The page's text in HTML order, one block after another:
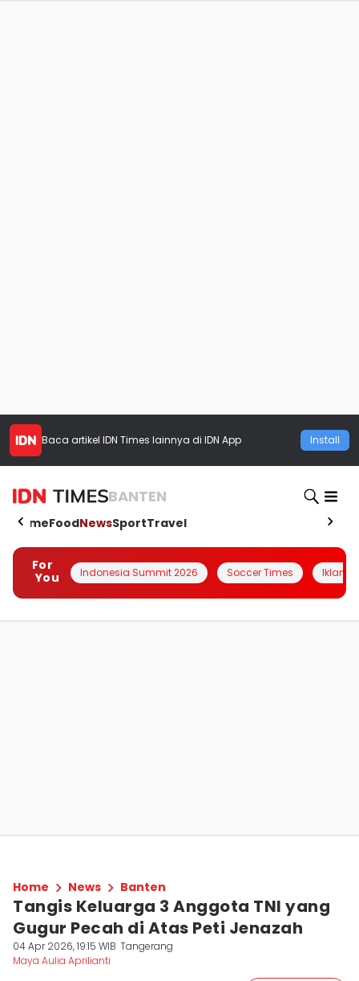
Baca artikel IDN Times lainnya di IDN App Install
BANTEN
HomeFoodNewsSportTravel
For
You
Indonesia Summit 2026 Soccer Times Iklanin
Home News Banten
Tangis Keluarga 3 Anggota TNI yang
Gugur Pecah di Atas Peti Jenazah
04 Apr 2026, 19:15 WIB Tangerang
Maya Aulia Aprilianti